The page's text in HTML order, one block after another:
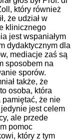
który również
że udział w
klinicznego
jest wspaniałym
dydaktycznym dla
mediacje zaś są
sposobem na
sporów.
także, że
osoba, która
pamiętać, że nie
jest celem
ale przede
pomoc
który z tym